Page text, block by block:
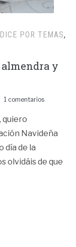
POR TEMAS,
almendra y
1 comentarios
quiero
Navideña
día de la
olvidáis de que